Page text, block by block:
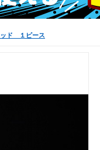
ド １ピース